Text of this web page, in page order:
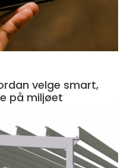
på miljøet